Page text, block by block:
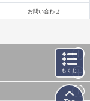
お問い合わせ
タ等）及びこれらの配置・
行うことは固く禁じており
た見解・感想です。
もくじ